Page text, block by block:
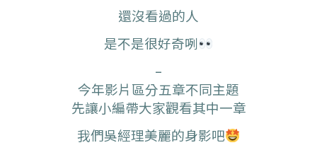
還沒看過的人
是不是很好奇咧
–
今年影片區分五章不同主題
先讓小編帶大家觀看其中一章
我們吳經理美麗的身影吧